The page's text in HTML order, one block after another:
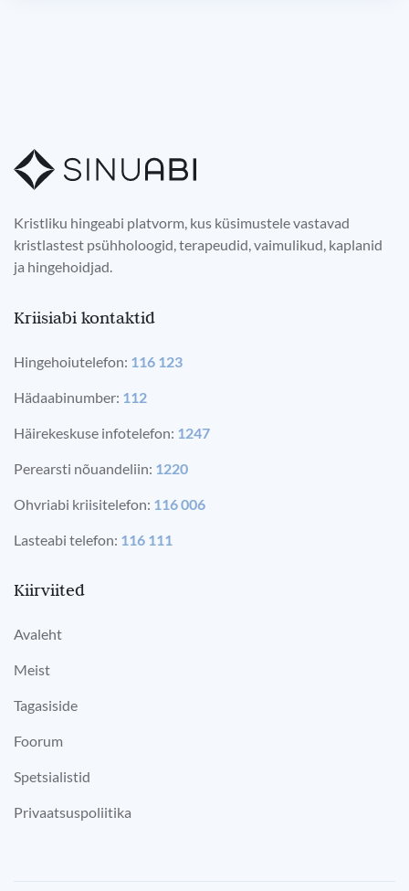
Kristliku hingeabi platvorm, kus küsimustele vastavad
kristlastest psühholoogid, terapeudid, vaimulikud, kaplanid
ja hingehoidjad.
Kriisiabi kontaktid
Hingehoiutelefon: 116 123
Hädaabinumber: 112
Häirekeskuse infotelefon: 1247
Perearsti nõuandeliin: 1220
Ohvriabi kriisitelefon: 116 006
Lasteabi telefon: 116 111
Kiirviited
Avaleht
Meist
Tagasiside
Foorum
Spetsialistid
Privaatsuspoliitika